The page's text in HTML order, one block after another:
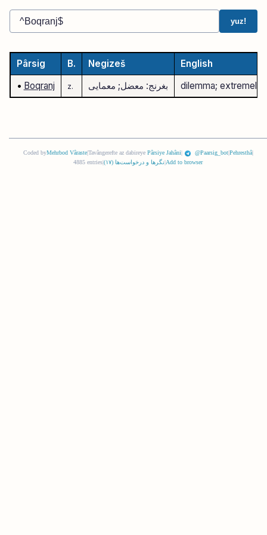
yuz!
Pârsig B. Negizeš
English
• Boqranj z. بغرنج: معضل; معمایی dilemma; extremely
Coded byMehrbod Vâraste|Tavângerefte az dabireye Pârsiye Jahâni| @Paarsig_bot|Pehresthâ|
4885 entries
نگرها و درخواست‌ها (١٧) Add to browser